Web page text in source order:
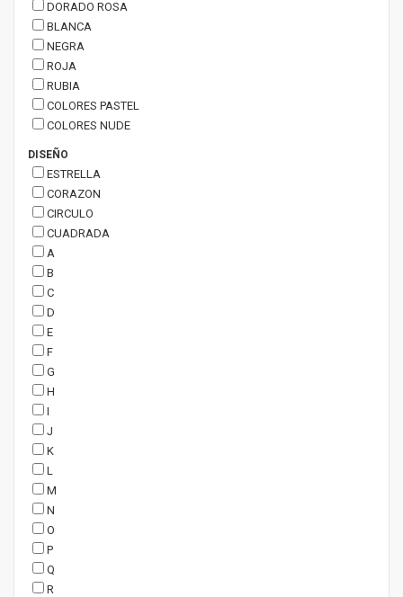
DORADO ROSA
BLANCA
NEGRA
ROJA
RUBIA
COLORES PASTEL
COLORES NUDE
DISEÑO
ESTRELLA
CORAZON
CIRCULO
CUADRADA
A
B
C
D
E
F
G
H
I
J
K
L
M
N
O
P
Q
R